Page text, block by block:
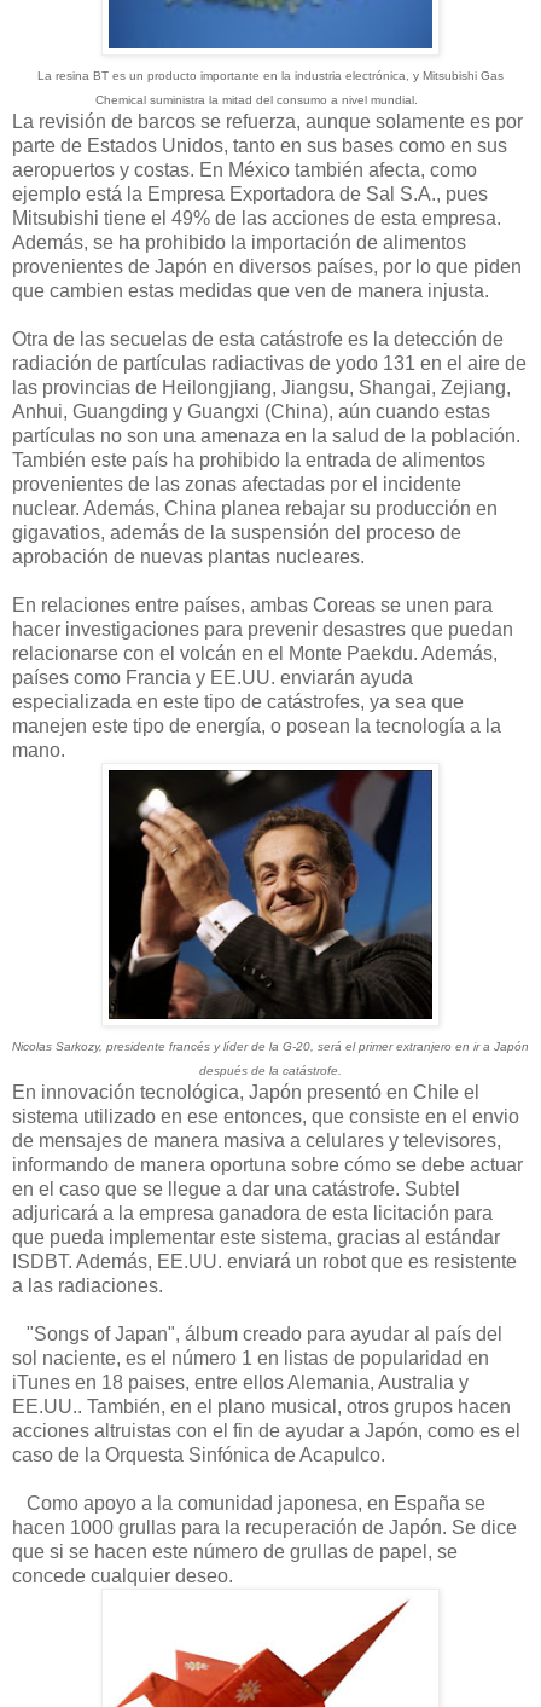
La resina BT es un producto importante en la industria electrónica, y Mitsubishi Gas
Chemical suministra la mitad del consumo a nivel mundial.
La revisión de barcos se refuerza, aunque solamente es por
parte de Estados Unidos, tanto en sus bases como en sus
aeropuertos y costas. En México también afecta, como
ejemplo está la Empresa Exportadora de Sal S.A., pues
Mitsubishi tiene el 49% de las acciones de esta empresa.
Además, se ha prohibido la importación de alimentos
provenientes de Japón en diversos países, por lo que piden
que cambien estas medidas que ven de manera injusta.
Otra de las secuelas de esta catástrofe es la detección de
radiación de partículas radiactivas de yodo 131 en el aire de
las provincias de Heilongjiang, Jiangsu, Shangai, Zejiang,
Anhui, Guangding y Guangxi (China), aún cuando estas
partículas no son una amenaza en la salud de la población.
También este país ha prohibido la entrada de alimentos
provenientes de las zonas afectadas por el incidente
nuclear. Además, China planea rebajar su producción en
gigavatios, además de la suspensión del proceso de
aprobación de nuevas plantas nucleares.
En relaciones entre países, ambas Coreas se unen para
hacer investigaciones para prevenir desastres que puedan
relacionarse con el volcán en el Monte Paekdu. Además,
países como Francia y EE.UU. enviarán ayuda
especializada en este tipo de catástrofes, ya sea que
manejen este tipo de energía, o posean la tecnología a la
mano.
Nicolas Sarkozy, presidente francés y líder de la G-20, será el primer extranjero en ir a Japón
después de la catástrofe.
En innovación tecnológica, Japón presentó en Chile el
sistema utilizado en ese entonces, que consiste en el envio
de mensajes de manera masiva a celulares y televisores,
informando de manera oportuna sobre cómo se debe actuar
en el caso que se llegue a dar una catástrofe. Subtel
adjuricará a la empresa ganadora de esta licitación para
que pueda implementar este sistema, gracias al estándar
ISDBT. Además, EE.UU. enviará un robot que es resistente
a las radiaciones.
"Songs of Japan", álbum creado para ayudar al país del
sol naciente, es el número 1 en listas de popularidad en
iTunes en 18 paises, entre ellos Alemania, Australia y
EE.UU.. También, en el plano musical, otros grupos hacen
acciones altruistas con el fin de ayudar a Japón, como es el
caso de la Orquesta Sinfónica de Acapulco.
Como apoyo a la comunidad japonesa, en España se
hacen 1000 grullas para la recuperación de Japón. Se dice
que si se hacen este número de grullas de papel, se
concede cualquier deseo.